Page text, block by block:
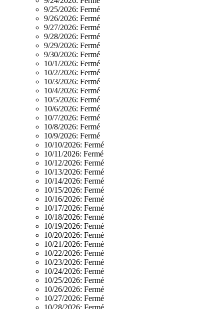
9/25/2026: Fermé
9/26/2026: Fermé
9/27/2026: Fermé
9/28/2026: Fermé
9/29/2026: Fermé
9/30/2026: Fermé
10/1/2026: Fermé
10/2/2026: Fermé
10/3/2026: Fermé
10/4/2026: Fermé
10/5/2026: Fermé
10/6/2026: Fermé
10/7/2026: Fermé
10/8/2026: Fermé
10/9/2026: Fermé
10/10/2026: Fermé
10/11/2026: Fermé
10/12/2026: Fermé
10/13/2026: Fermé
10/14/2026: Fermé
10/15/2026: Fermé
10/16/2026: Fermé
10/17/2026: Fermé
10/18/2026: Fermé
10/19/2026: Fermé
10/20/2026: Fermé
10/21/2026: Fermé
10/22/2026: Fermé
10/23/2026: Fermé
10/24/2026: Fermé
10/25/2026: Fermé
10/26/2026: Fermé
10/27/2026: Fermé